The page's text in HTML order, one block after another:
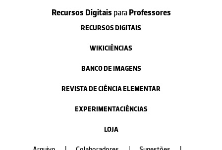
Recursos Digitais paraProfessores
RECURSOS DIGITAIS
WIKICIÊNCIAS
BANCO DE IMAGENS
REVISTA DE CIÊNCIA ELEMENTAR
EXPERIMENTACIÊNCIAS
LOJA